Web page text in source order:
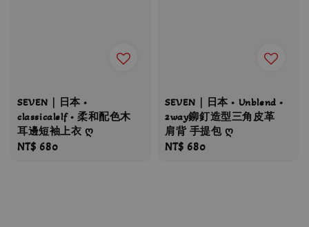
SEVEN｜日本 •
classicalelf • 柔和配色木
耳邊短袖上衣 ღ
Regular
NT$ 680
SEVEN｜日本 • Unblend •
2way鉚釘造型三角皮革
肩背 手提包 ღ
Regular
NT$ 680